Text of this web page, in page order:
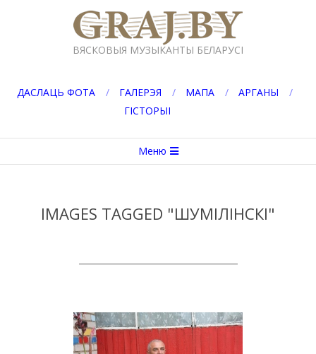
GRAJ.BY
ВЯСКОВЫЯ МУЗЫКАНТЫ БЕЛАРУСІ
ДАСЛАЦЬ ФОТА ГАЛЕРЭЯ МАПА
АРГАНЫ
ГІСТОРЫІ
меню
Меню
IMAGES TAGGED "ШУМІЛІНСКІ"